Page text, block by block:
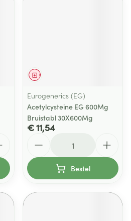
Geneesmiddel
Eurogenerics (EG)
Acetylcysteine EG 600Mg
Bruistabl 30X600Mg
€ 11,54
Bestel